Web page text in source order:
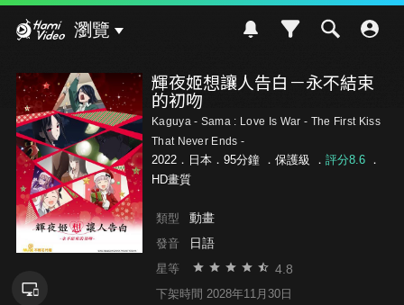
瀏覽
輝夜姬想讓人告白－永不結束
的初吻
Kaguya - Sama : Love Is War - The First Kiss
That Never Ends -
2022．日本．95分鐘 ． 保護級 ． 評分8.6．
HD畫質
類型 動畫
發音 日語
星等 4.8
下架時間 2028年11月30日